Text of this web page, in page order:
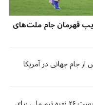
۲۳ سال چین نایب قهرمان جام ملت‌های
ایران: ۱۴ روز پیش از جام جهانی در آمریکا